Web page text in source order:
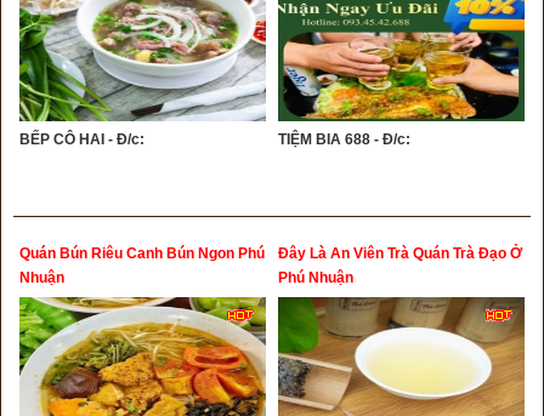
BẾP CÔ HAI - Đ/c: TIỆM BIA 688 - Đ/c:
Quán Bún Riêu Canh Bún Ngon Phú
Nhuận
Đây Là An Viên Trà Quán Trà Đạo Ở
Phú Nhuận